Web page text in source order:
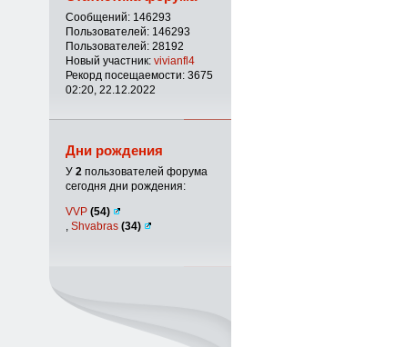
Сообщений: 146293
Пользователей: 146293
Пользователей: 28192
Новый участник: vivianfl4
Рекорд посещаемости: 3675
02:20, 22.12.2022
Дни рождения
У 2пользователей форума
сегодня дни рождения:
VVP (54)
Shvabras (34)